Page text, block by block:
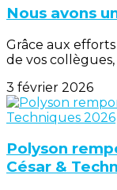
Nous avons
Grâce aux
de vos
3 février 2026
Polyson
César &